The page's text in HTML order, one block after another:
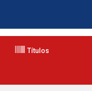
Títulos